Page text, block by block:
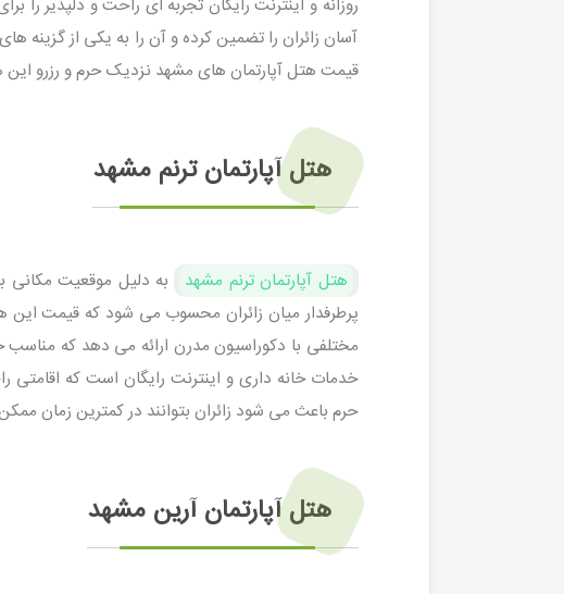
آسان زائران را تضمین کرده و آن را به یکی از گزینه‌
قیمت هتل آپارتمان های مشهد نزدیک حرم و رزرو
هتل آپارتمان ترنم مشهد
هتل آپارتمان ترنم مشهد
به دلیل موقعیت مکانی
پرطرفدار میان زائران محسوب می‌ شود که قیمت این
مختلفی با دکوراسیون مدرن ارائه می‌ دهد که مناسب
خدمات خانه‌ داری و اینترنت رایگان است که اقامتی
حرم باعث می‌ شود زائران بتوانند در کمترین زمان ممکن
هتل آپارتمان آرین مشهد